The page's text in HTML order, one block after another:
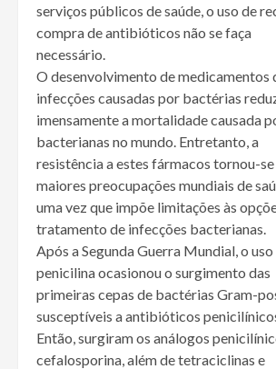
serviços públicos de saúde, o uso de
compra de antibióticos não se faça
necessário.
O desenvolvimento de medicamentos
infecções causadas por bactérias
imensamente a mortalidade causada
bacterianas no mundo. Entretanto, a
resistência a estes fármacos tornou-se
maiores preocupações mundiais de
uma vez que impõe limitações às
tratamento de infecções bacterianas.
Após a Segunda Guerra Mundial, o
penicilina ocasionou o surgimento das
primeiras cepas de bactérias Gram-
susceptíveis a antibióticos
Então, surgiram os análogos
cefalosporina, além de tetraciclinas e